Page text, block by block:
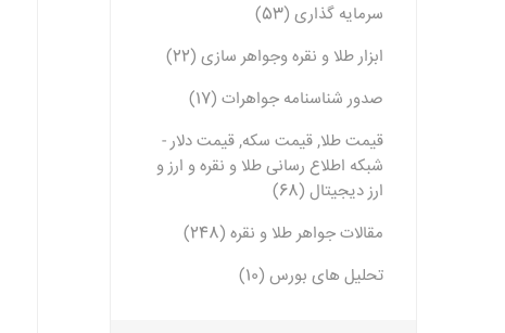
سرمایه گذاری (53)
ابزار طلا و نقره وجواهر سازی (22)
صدور شناسنامه جواهرات (17)
قیمت طلا, قیمت سکه, قیمت دلار -
شبکه اطلاع رسانی طلا و نقره و ارز و
ارز دیجیتال (68)
مقالات جواهر طلا و نقره (248)
تحلیل های بورس (10)